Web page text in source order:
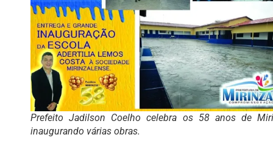
Prefeito Jadilson Coelho celebra os 58 anos de
inaugurando várias obras.